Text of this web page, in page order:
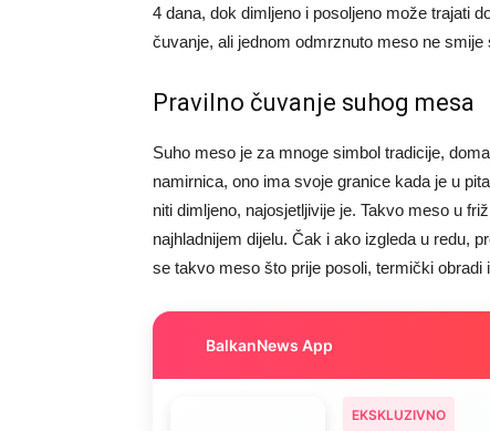
4 dana, dok dimljeno i posoljeno može trajati
čuvanje, ali jednom odmrznuto meso ne
Pravilno čuvanje suhog mesa
Suho meso je za mnoge simbol tradicije,
namirnica, ono ima svoje granice kada je u
niti dimljeno, najosjetljivije je. Takvo meso u
najhladnijem dijelu. Čak i ako izgleda u redu,
se takvo meso što prije posoli, termički obradi
BalkanNews App
EKSKLUZIVNO